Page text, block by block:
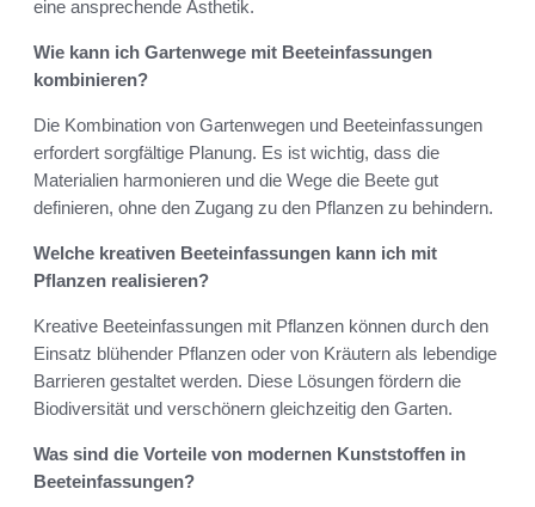
eine ansprechende Ästhetik.
Wie kann ich Gartenwege mit Beeteinfassungen
kombinieren?
Die Kombination von Gartenwegen und Beeteinfassungen
erfordert sorgfältige Planung. Es ist wichtig, dass die
Materialien harmonieren und die Wege die Beete gut
definieren, ohne den Zugang zu den Pflanzen zu behindern.
Welche kreativen Beeteinfassungen kann ich mit
Pflanzen realisieren?
Kreative Beeteinfassungen mit Pflanzen können durch den
Einsatz blühender Pflanzen oder von Kräutern als lebendige
Barrieren gestaltet werden. Diese Lösungen fördern die
Biodiversität und verschönern gleichzeitig den Garten.
Was sind die Vorteile von modernen Kunststoffen in
Beeteinfassungen?